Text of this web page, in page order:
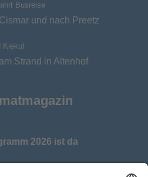
Busreise
und nach Preetz
Kiekut
Strand in Altenhof
2026 ist da